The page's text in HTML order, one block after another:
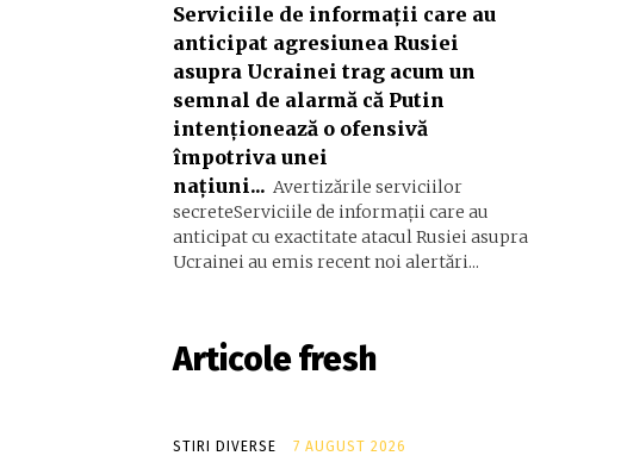
Serviciile de informații care au
anticipat agresiunea Rusiei
asupra Ucrainei trag acum un
semnal de alarmă că Putin
intenționează o ofensivă
împotriva unei
națiuni... Avertizările serviciilor
secreteServiciile de informații care au
anticipat cu exactitate atacul Rusiei asupra
Ucrainei au emis recent noi alertări...
Articole fresh
STIRI DIVERSE 7 AUGUST 2026